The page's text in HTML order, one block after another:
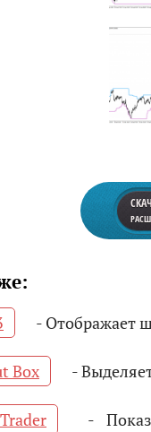
- Отображает
Box -
-